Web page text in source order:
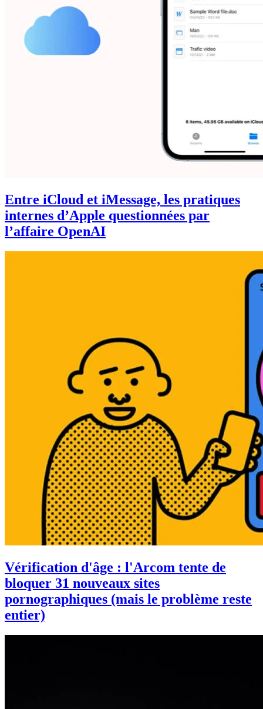
Entre iCloud et iMessage, les pratiques
internes d’Apple questionnées par
l’affaire OpenAI
Vérification d'âge : l'Arcom tente de
bloquer 31 nouveaux sites
pornographiques (mais le problème reste
entier)